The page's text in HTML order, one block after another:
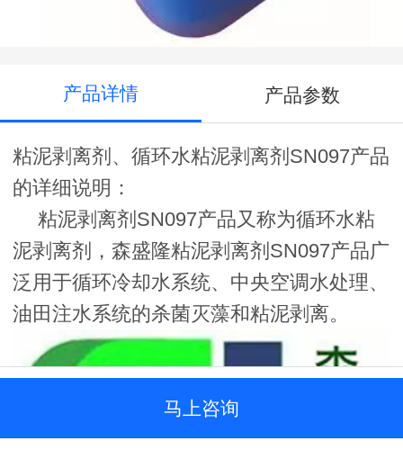
水泥厂粘泥剥离剂价格SN097
产品详情 产品参数
粘泥剥离剂、循环水粘泥剥离剂SN097产品
的详细说明：
粘泥剥离剂SN097产品又称为循环水粘
泥剥离剂，森盛隆粘泥剥离剂SN097产品广
泛用于循环冷却水系统、中央空调水处理、
油田注水系统的杀菌灭藻和粘泥剥离。
马上咨询